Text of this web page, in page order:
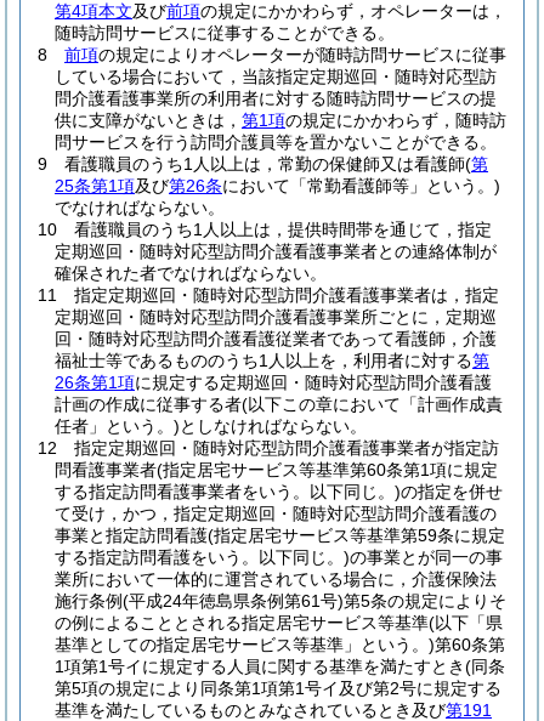
第4項本文及び前項の規定にかかわらず，オペレーターは，
随時訪問サービスに従事することができる。
8
前項の規定によりオペレーターが随時訪問サービスに従事
している場合において，当該指定定期巡回・随時対応型訪
問介護看護事業所の利用者に対する随時訪問サービスの提
供に支障がないときは， 第1項の規定にかかわらず，随時訪
問サービスを行う訪問介護員等を置かないことができる。
9
看護職員のうち1人以上は，常勤の保健師又は看護師(第
25条第1項及び第26条において「常勤看護師等」という。)
でなければならない。
10
看護職員のうち1人以上は，提供時間帯を通じて，指定
定期巡回・随時対応型訪問介護看護事業者との連絡体制が
確保された者でなければならない。
11
指定定期巡回・随時対応型訪問介護看護事業者は，指定
定期巡回・随時対応型訪問介護看護事業所ごとに，定期巡
回・随時対応型訪問介護看護従業者であって看護師，介護
福祉士等であるもののうち1人以上を，利用者に対する第
26条第1項に規定する定期巡回・随時対応型訪問介護看護
計画の作成に従事する者(以下この章において「計画作成責
任者」という。)としなければならない。
12
指定定期巡回・随時対応型訪問介護看護事業者が指定訪
問看護事業者(指定居宅サービス等基準第60条第1項に規定
する指定訪問看護事業者をいう。以下同じ。)の指定を併せ
て受け，かつ，指定定期巡回・随時対応型訪問介護看護の
事業と指定訪問看護(指定居宅サービス等基準第59条に規定
する指定訪問看護をいう。以下同じ。)の事業とが同一の事
業所において一体的に運営されている場合に，介護保険法
施行条例(平成24年徳島県条例第61号)第5条の規定によりそ
の例によることとされる指定居宅サービス等基準(以下「県
基準としての指定居宅サービス等基準」という。)第60条第
1項第1号イに規定する人員に関する基準を満たすとき(同条
第5項の規定により同条第1項第1号イ及び第2号に規定する
基準を満たしているものとみなされているとき及び第191